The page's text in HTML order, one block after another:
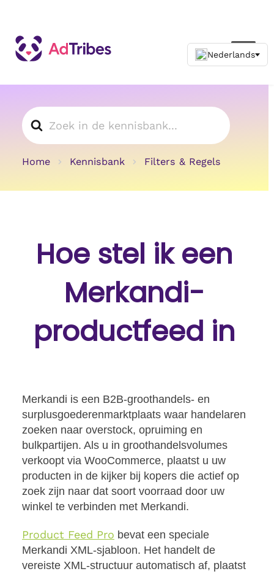
Zoeken
naar
Home Kennisbank Filters & Regels
Hoe stel ik een
Merkandi-
productfeed in
Merkandi is een B2B-groothandels- en
surplusgoederenmarktplaats waar handelaren
zoeken naar overstock, opruiming en
bulkpartijen. Als u in groothandelsvolumes
verkoopt via WooCommerce, plaatst u uw
producten in de kijker bij kopers die actief op
zoek zijn naar dat soort voorraad door uw
winkel te verbinden met Merkandi.
Product Feed Pro bevat een speciale
Merkandi XML-sjabloon. Het handelt de
vereiste XML-structuur automatisch af, plaatst